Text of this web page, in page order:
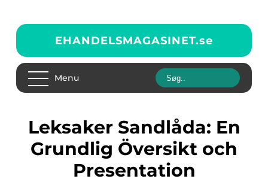
EHANDELSMAGASINET.se
Menu
Leksaker Sandlåda: En
Grundlig Översikt och
Presentation